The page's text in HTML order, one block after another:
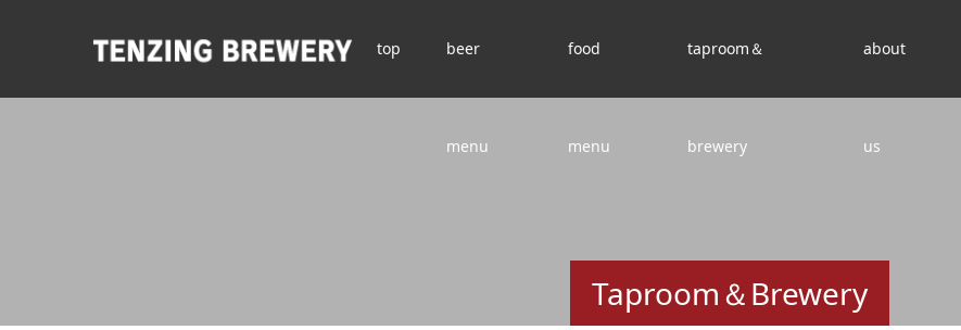
top beer
menu
food
menu
taproom＆
brewery
about
us
Taproom＆Brewery